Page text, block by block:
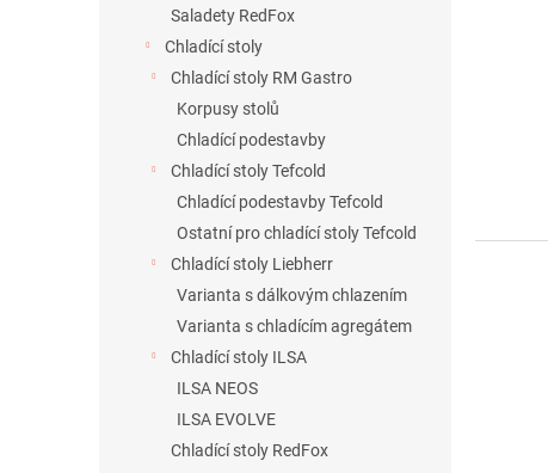
Saladety RedFox
Chladící stoly
Chladící stoly RM Gastro
Korpusy stolů
Chladící podestavby
Chladící stoly Tefcold
Chladící podestavby Tefcold
Ostatní pro chladící stoly Tefcold
Chladící stoly Liebherr
Varianta s dálkovým chlazením
Varianta s chladícím agregátem
Chladící stoly ILSA
ILSA NEOS
ILSA EVOLVE
Chladící stoly RedFox